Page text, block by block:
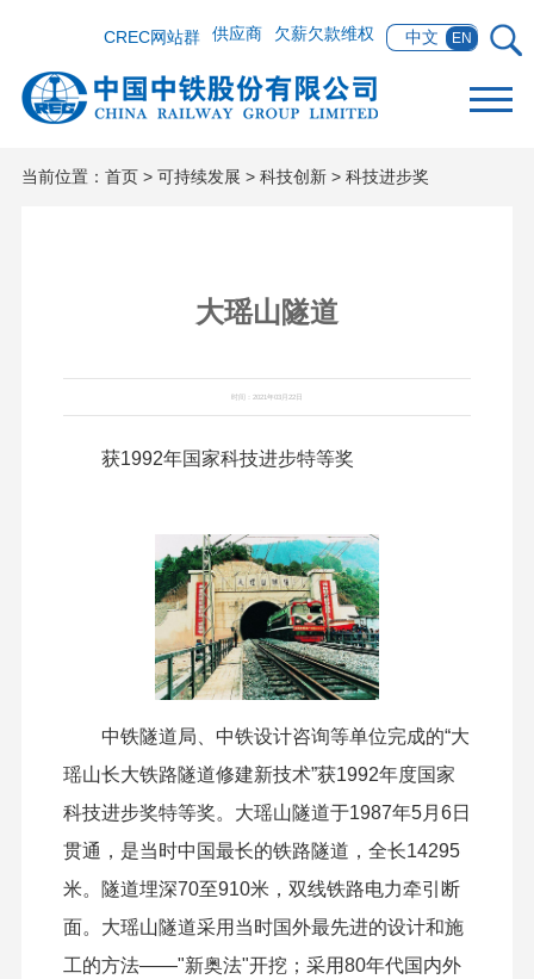
中文 EN
欠薪欠款维权
供应商
CREC网站群
当前位置： 首页> 可持续发展 > 科技创新> 科技进步奖
大瑶山隧道
时间：2021年03月22日
获1992年国家科技进步特等奖
中铁隧道局、中铁设计咨询等单位完成的“大
瑶山长大铁路隧道修建新技术”获1992年度国家
科技进步奖特等奖。大瑶山隧道于1987年5月6日
贯通，是当时中国最长的铁路隧道，全长14295
米。隧道埋深70至910米，双线铁路电力牵引断
面。大瑶山隧道采用当时国外最先进的设计和施
工的方法——"新奥法"开挖；采用80年代国内外